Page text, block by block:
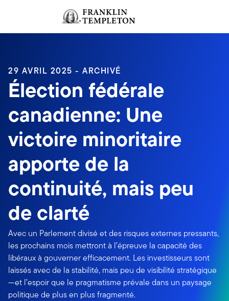
Header menu toggle
Ouverture de session
29 AVRIL 2025 - ARCHIVÉ
Élection fédérale
canadienne: Une
victoire minoritaire
apporte de la
continuité, mais peu
de clarté
Avec un Parlement divisé et des risques externes pressants,
les prochains mois mettront à l’épreuve la capacité des
libéraux à gouverner efficacement. Les investisseurs sont
laissés avec de la stabilité, mais peu de visibilité stratégique
—et l’espoir que le pragmatisme prévale dans un paysage
politique de plus en plus fragmenté.